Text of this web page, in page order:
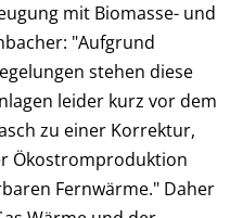
mit Biomasse- und
"Aufgrund
stehen diese
leider kurz vor dem
zu einer Korrektur,
Ökostromproduktion
Fernwärme." Daher